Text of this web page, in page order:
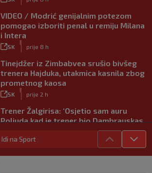
VIDEO / Modrić genijalnim potezom
pomogao izboriti penal u remiju Milana
i Intera
SK prije 8 h
Tinejdžer iz Zimbabvea srušio bivšeg
trenera Hajduka, utakmica kasnila zbog
prometnog kaosa
SK prije 2 h
Trener Žalgirisa: ‘Osjetio sam auru
Poljuda kad je trener bio Dambrauskas.
Hajduk danas igra nestabilno’
SK
|
prije 4 h
Vatreni u Cityju sve bolji: ‘Kovačić
Idi na Sport